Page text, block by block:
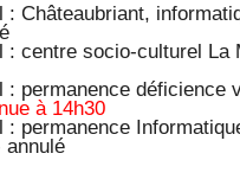
: Châteaubriant,
: centre socio-culturel La
: permanence déficience
à 14h30
: permanence
annulé